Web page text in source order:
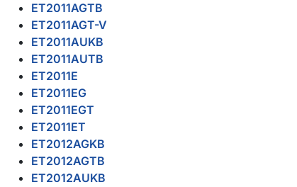
ET2011AGTB
ET2011AGT-V
ET2011AUKB
ET2011AUTB
ET2011E
ET2011EG
ET2011EGT
ET2011ET
ET2012AGKB
ET2012AGTB
ET2012AUKB